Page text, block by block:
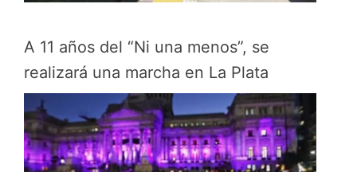
A 11 años del “Ni una menos”, se
realizará una marcha en La Plata